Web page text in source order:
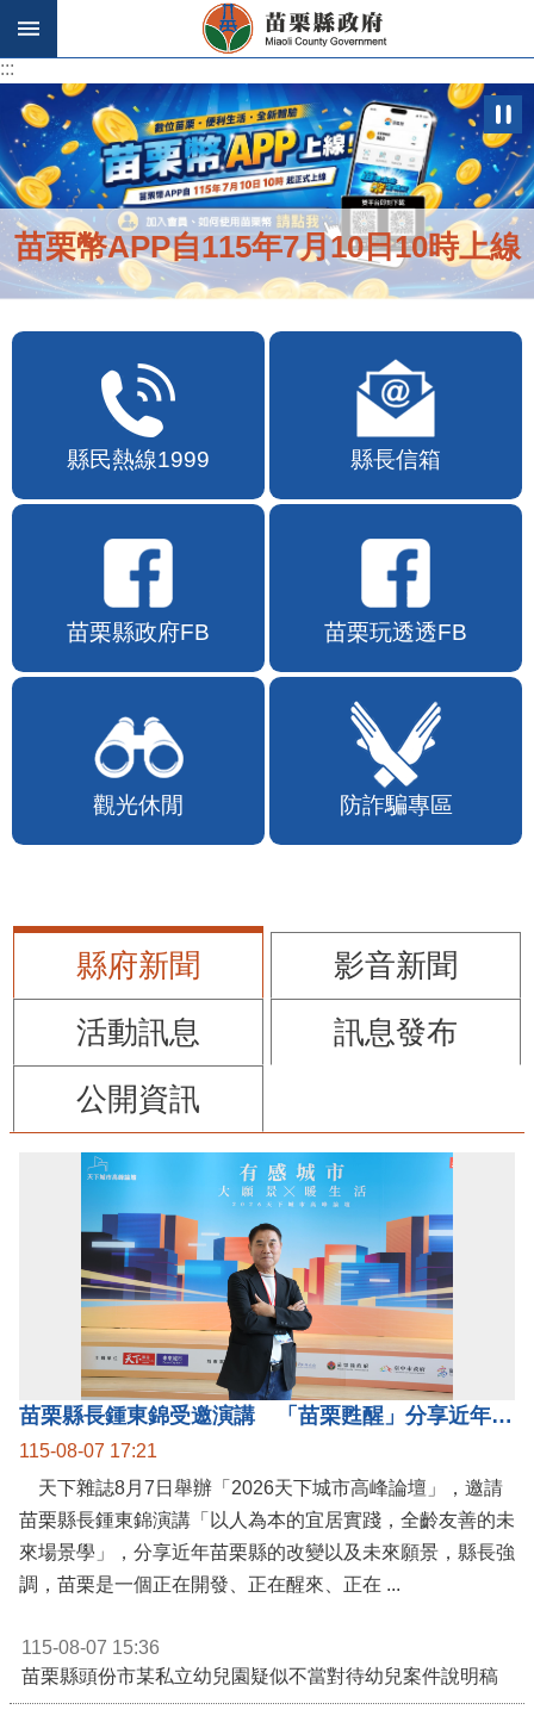
跳到主要內容區塊
:::
苗栗幣APP自115年7月10日10時上線
縣民熱線1999 縣長信箱
苗栗縣政府FB 苗栗玩透透FB
觀光休閒 防詐騙專區
縣府新聞
影音新聞
活動訊息
訊息發布
公開資訊
苗栗縣長鍾東錦受邀演講 「苗栗甦醒」分享近年轉變
115-08-07 17:21
天下雜誌8月7日舉辦「2026天下城市高峰論壇」，邀請
苗栗縣長鍾東錦演講「以人為本的宜居實踐，全齡友善的未
來場景學」，分享近年苗栗縣的改變以及未來願景，縣長強
115-08-07 15:36
苗栗縣頭份市某私立幼兒園疑似不當對待幼兒案件說明稿